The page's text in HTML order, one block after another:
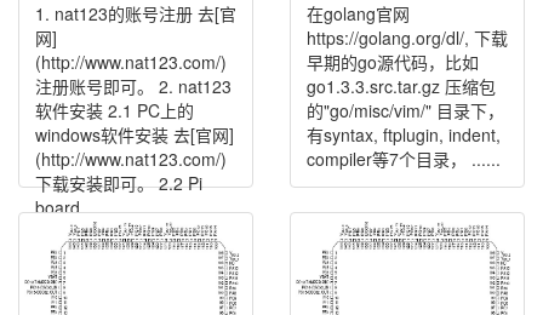
1. nat123的账号注册 去[官
网]
(http://www.nat123.com/)
注册账号即可。 2. nat123
软件安装 2.1 PC上的
windows软件安装 去[官网]
(http://www.nat123.com/)
下载安装即可。 2.2 Pi
board......
在golang官网
https://golang.org/dl/, 下载
早期的go源代码，比如
go1.3.3.src.tar.gz 压缩包
的"go/misc/vim/" 目录下，
有syntax, ftplugin, indent,
compiler等7个目录， ......